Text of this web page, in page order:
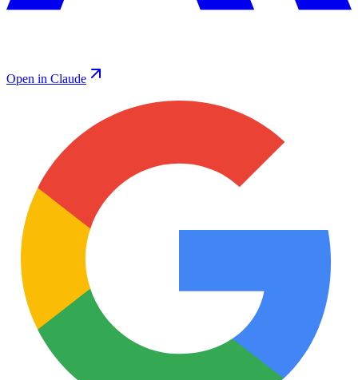
Open in Claude